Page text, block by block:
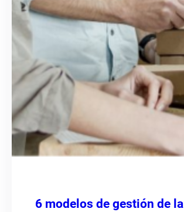
6 modelos de gestión de la